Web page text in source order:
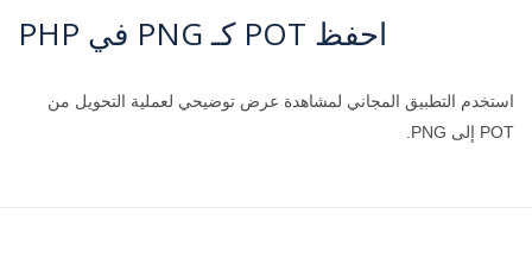
احفظ POT كـ PNG في PHP
استخدم التطبيق المجاني لمشاهدة عرض توضيحي لعملية التحويل من
POT إلى PNG.